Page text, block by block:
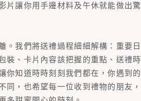
片讓你用手邊材料及午休就能做出驚
。我們將送禮過程細細解構：重要日
裝、卡片內容該把握的重點、送禮時
你知道時時刻刻我們都在，你遇到的
同，也希望每一位收到禮物的朋友，